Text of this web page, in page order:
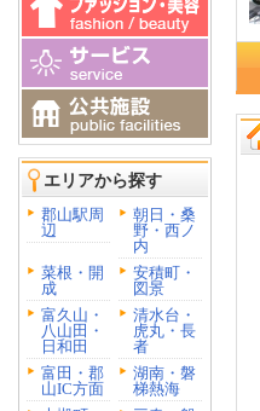
エリアから探す
郡山駅周
辺
朝日・桑
野・西ノ
内
菜根・開
成
安積町・
図景
富久山・
八山田・
日和田
清水台・
虎丸・長
者
富田・郡
山IC方面
湖南・磐
梯熱海